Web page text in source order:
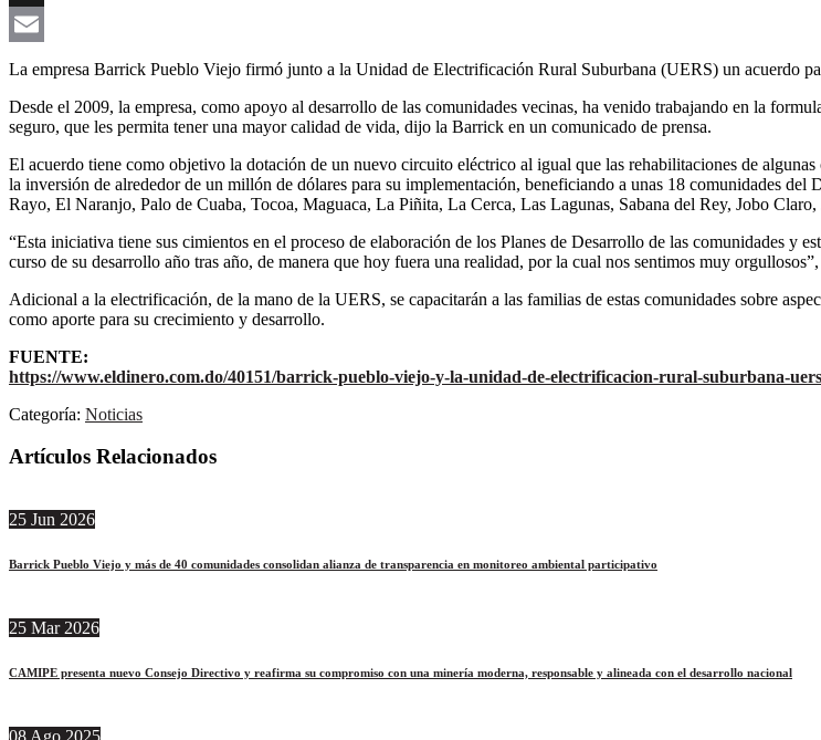
X
Email
La empresa Barrick Pueblo Viejo firmó junto a la Unidad de Electrificación Rural Suburbana (UERS) un acuerdo
Desde el 2009, la empresa, como apoyo al desarrollo de las comunidades vecinas, ha venido trabajando en la
seguro, que les permita tener una mayor calidad de vida, dijo la Barrick en un comunicado de prensa.
El acuerdo tiene como objetivo la dotación de un nuevo circuito eléctrico al igual que las rehabilitaciones de
la inversión de alrededor de un millón de dólares para su implementación, beneficiando a unas 18 comunidades
Rayo, El Naranjo, Palo de Cuaba, Tocoa, Maguaca, La Piñita, La Cerca, Las Lagunas, Sabana del Rey, Jobo
“Esta iniciativa tiene sus cimientos en el proceso de elaboración de los Planes de Desarrollo de las comunidades y
curso de su desarrollo año tras año, de manera que hoy fuera una realidad, por la cual nos sentimos muy
Adicional a la electrificación, de la mano de la UERS, se capacitarán a las familias de estas comunidades sobre
como aporte para su crecimiento y desarrollo.
FUENTE:
https://www.eldinero.com.do/40151/barrick-pueblo-viejo-y-la-unidad-de-electrificacion-rural-suburbana-
Categoría: Noticias
Artículos Relacionados
25 Jun 2026
Barrick Pueblo Viejo y más de 40 comunidades consolidan alianza de transparencia en monitoreo ambiental participativo
25 Mar 2026
CAMIPE presenta nuevo Consejo Directivo y reafirma su compromiso con una minería moderna, responsable y alineada con el desarrollo nacional
08 Ago 2025